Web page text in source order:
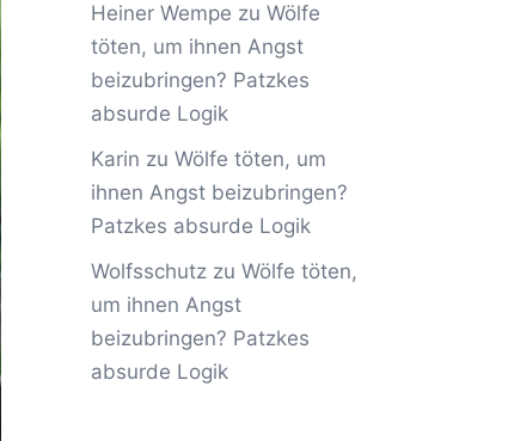
Heiner Wempe zu Wölfe
töten, um ihnen Angst
beizubringen? Patzkes
absurde Logik
Karin zu Wölfe töten, um
ihnen Angst beizubringen?
Patzkes absurde Logik
Wolfsschutzzu Wölfe töten,
um ihnen Angst
beizubringen? Patzkes
absurde Logik